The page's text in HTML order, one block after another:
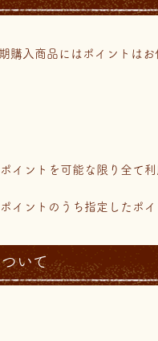
入商品にはポイントはお
イントを可能な限り全て
イントのうち指定したポ
いて